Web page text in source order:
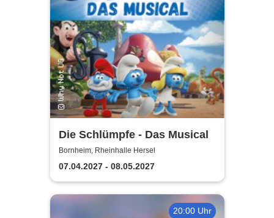
Die Schlümpfe - Das Musical
Bornheim, Rheinhalle Hersel
07.04.2027 - 08.05.2027
20:00 Uhr